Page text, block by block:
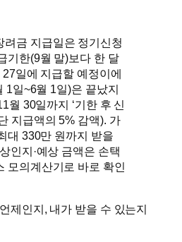
금 지급일은 정기신청
기한(9월 말)보다 한 달
일에 지급할 예정이에
1일~6월 1일)은 끝났지
월 30일까지 ‘기한 후 신
지급액의 5% 감액). 가
대 330만 원까지 받을
인지·예상 금액은 손택
모의계산기로 바로 확인
제인지, 내가 받을 수 있는지